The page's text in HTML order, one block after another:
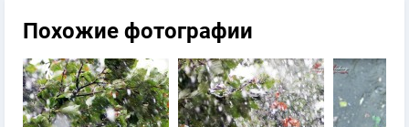
Похожие фотографии